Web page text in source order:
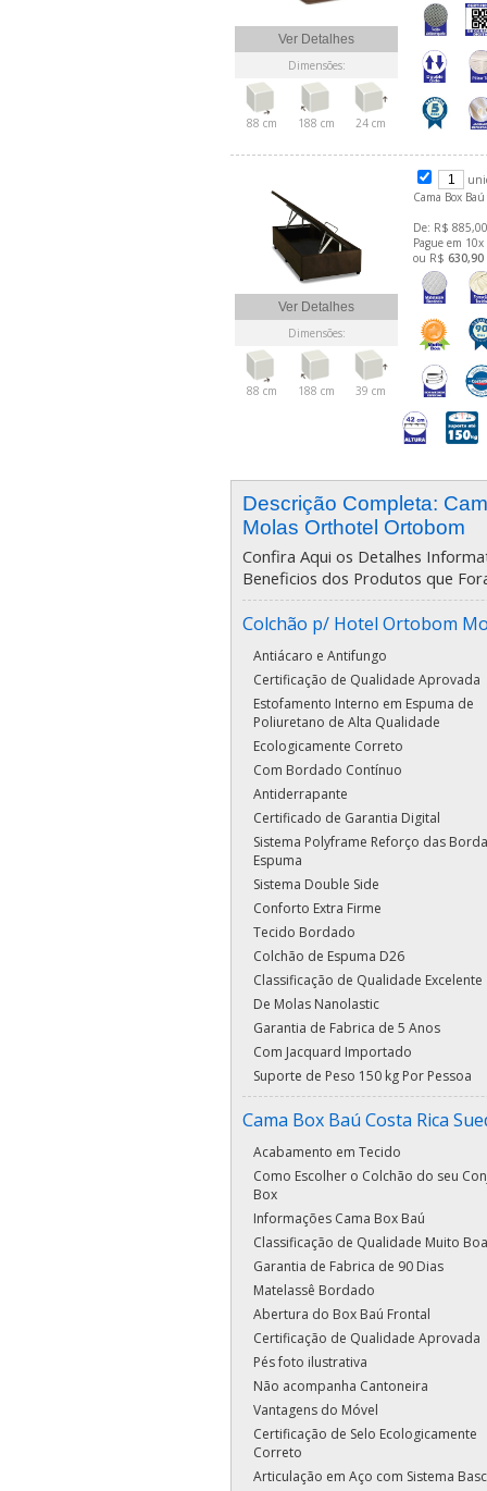
Ver Detalhes
Dimensões:
88 cm 188 cm 24 cm
Ver Detalhes
Dimensões:
88 cm 188 cm 39 cm
Cama Box
De: R$
Pague em
ou R$ 630,90
Descrição Completa:
Molas Orthotel Ortobom
Confira Aqui os Detalhes
Beneficios dos Produtos que
Colchão p/ Hotel Ortobom
Antiácaro e Antifungo
Certificação de Qualidade Aprovada
Estofamento Interno em Espuma de
Poliuretano de Alta Qualidade
Ecologicamente Correto
Com Bordado Contínuo
Antiderrapante
Certificado de Garantia Digital
Sistema Polyframe Reforço das
Espuma
Sistema Double Side
Conforto Extra Firme
Tecido Bordado
Colchão de Espuma D26
Classificação de Qualidade Excelente
De Molas Nanolastic
Garantia de Fabrica de 5 Anos
Com Jacquard Importado
Suporte de Peso 150 kg Por Pessoa
Cama Box Baú Costa Rica
Acabamento em Tecido
Como Escolher o Colchão do seu
Box
Informações Cama Box Baú
Classificação de Qualidade Muito Boa
Garantia de Fabrica de 90 Dias
Matelassê Bordado
Abertura do Box Baú Frontal
Certificação de Qualidade Aprovada
Pés foto ilustrativa
Não acompanha Cantoneira
Vantagens do Móvel
Certificação de Selo Ecologicamente
Correto
Articulação em Aço com Sistema